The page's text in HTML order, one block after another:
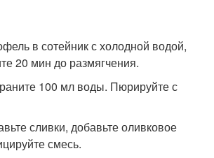
в сотейник с холодной водой,
20 мин до размягчения.
100 мл воды. Пюрируйте с
сливки, добавьте оливковое
смесь.